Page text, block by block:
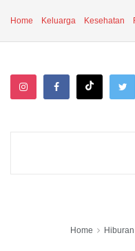
Home Keluarga Kesehatan
Home Hiburan